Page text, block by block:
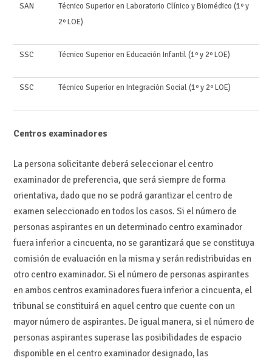
SAN
Técnico Superior en Laboratorio Clínico y Biomédico (1º y
2º LOE)
SSC Técnico Superior en Educación Infantil (1º y 2º LOE)
SSC Técnico Superior en Integración Social (1º y 2º LOE)
Centros examinadores
La persona solicitante deberá seleccionar el centro
examinador de preferencia, que será siempre de forma
orientativa, dado que no se podrá garantizar el centro de
examen seleccionado en todos los casos. Si el número de
personas aspirantes en un determinado centro examinador
fuera inferior a cincuenta, no se garantizará que se constituya
comisión de evaluación en la misma y serán redistribuidas en
otro centro examinador. Si el número de personas aspirantes
en ambos centros examinadores fuera inferior a cincuenta, el
tribunal se constituirá en aquel centro que cuente con un
mayor número de aspirantes. De igual manera, si el número de
personas aspirantes superase las posibilidades de espacio
disponible en el centro examinador designado, las